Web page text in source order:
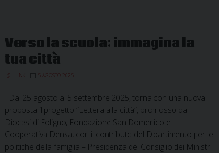
Verso la scuola: immagina la
tua città
LINK 5 AGOSTO 2025
Dal 25 agosto al 5 settembre 2025, torna con una nuova
proposta il progetto “Lettera alla città”, promosso da
Diocesi di Foligno, Fondazione San Domenico e
Cooperativa Densa, con il contributo del Dipartimento per le
politiche della famiglia – Presidenza del Consiglio dei Ministri